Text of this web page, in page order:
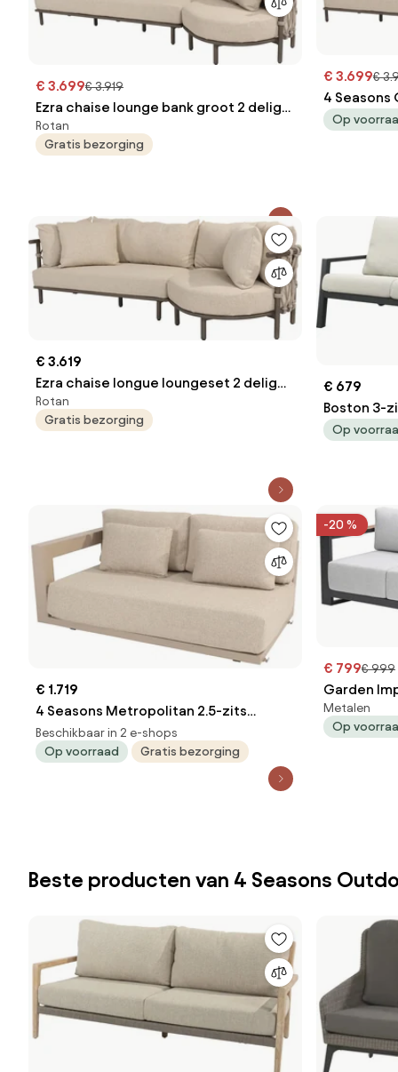
€ 3.699€ 3.919
Ezra chaise lounge bank groot 2 delig
terre 4 Seasons Outdoor
Rotan
Gratis bezorging
€ 3.699€
4 Seasons
Op
€ 3.619
Ezra chaise longue loungeset 2 delig
terre 4 Seasons Outdoor
Rotan
Gratis bezorging
€ 679
Boston 3-
Op
€ 1.719
4 Seasons Metropolitan 2.5-zits
loungebank arm rechts
Beschikbaar in 2 e-shops
Op voorraad
Gratis bezorging
-20 %
€ 799€ 999
Garden
Metalen
Op
Beste producten van 4 Seasons